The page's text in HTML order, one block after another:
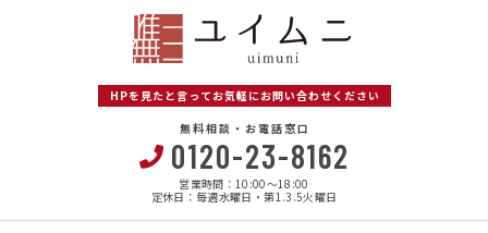
HPを見たと言ってお気軽にお問い合わせください
無料相談・お電話窓口
0120-23-8162
営業時間：10:00〜18:00
定休日：毎週水曜日・第1.3.5火曜日